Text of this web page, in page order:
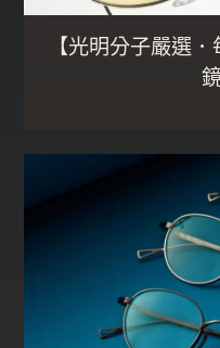
【光明分子嚴選